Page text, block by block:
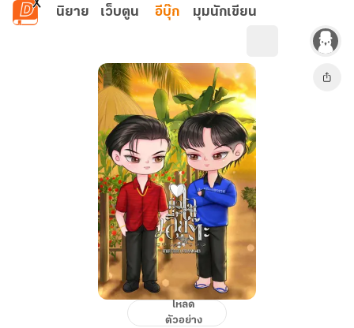
ข้ามไปยังเนื้อหาหลัก
นิยาย เว็บตูน อีบุ๊ก มุมนักเขียน
โหลด
ตัวอย่าง